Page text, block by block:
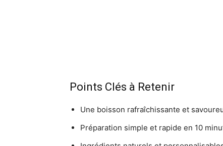
Points Clés à Retenir
Une boisson rafraîchissante et
Préparation simple et rapide en 10